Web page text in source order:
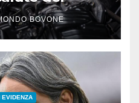
soleBOVONE
EVIDENZA